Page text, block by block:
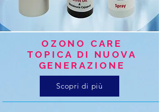
OZONO CARE
TOPICA DI NUOVA
GENERAZIONE
Scopri di più